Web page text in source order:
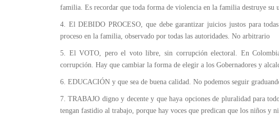
familia. Es recordar que toda forma de violencia en la familia destruye su
4. El DEBIDO PROCESO, que debe garantizar juicios justos para
proceso en la familia, observado por todas las autoridades. No arbitrario
5. El VOTO, pero el voto libre, sin corrupción electoral. En
corrupción. Hay que cambiar la forma de elegir a los Gobernadores y
6. EDUCACIÓN y que sea de buena calidad. No podemos seguir
7. TRABAJO digno y decente y que haya opciones de pluralidad para
tengan fastidio al trabajo, porque hay voces que predican que los niños y